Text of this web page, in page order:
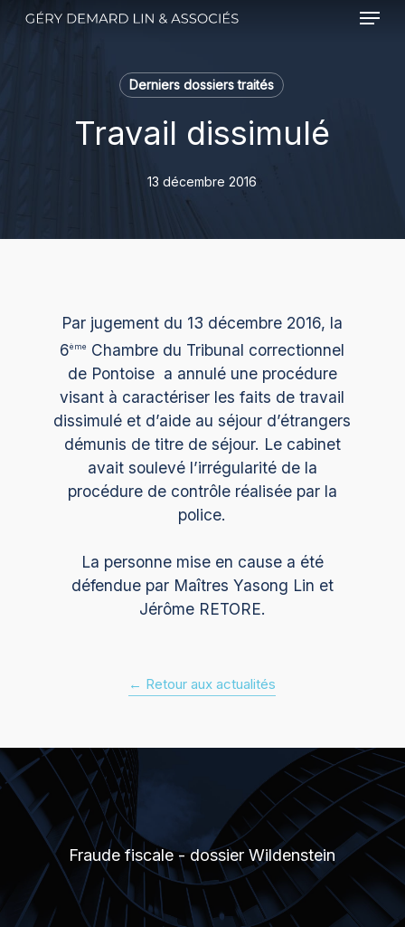
Menu
Derniers dossiers traités
Travail dissimulé
13 décembre 2016
Par jugement du 13 décembre 2016, la
6ème
Chambre du Tribunal correctionnel
de Pontoise a annulé une procédure
visant à caractériser les faits de travail
dissimulé et d’aide au séjour d’étrangers
démunis de titre de séjour. Le cabinet
avait soulevé l’irrégularité de la
procédure de contrôle réalisée par la
police.
La personne mise en cause a été
défendue par Maîtres Yasong Lin et
Jérôme RETORE.
← Retour aux actualités
Fraude fiscale - dossier Wildenstein